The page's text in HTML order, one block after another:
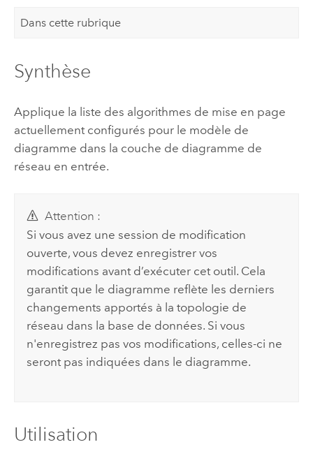
Dans cette rubrique
Synthèse
Applique la liste des algorithmes de mise en page
actuellement configurés pour le modèle de
diagramme dans la couche de diagramme de
réseau en entrée.
Attention :
Si vous avez une session de modification
ouverte, vous devez enregistrer vos
modifications avant d’exécuter cet outil. Cela
garantit que le diagramme reflète les derniers
changements apportés à la topologie de
réseau dans la base de données. Si vous
n'enregistrez pas vos modifications, celles-ci ne
seront pas indiquées dans le diagramme.
Utilisation